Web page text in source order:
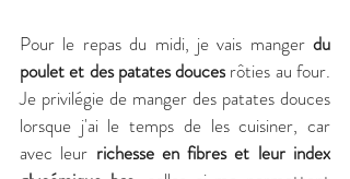
Pour le repas du midi, je vais manger du
poulet et des patates douces rôties au four.
Je privilégie de manger des patates douces
lorsque j'ai le temps de les cuisiner, car
avec leur richesse en fibres et leur index